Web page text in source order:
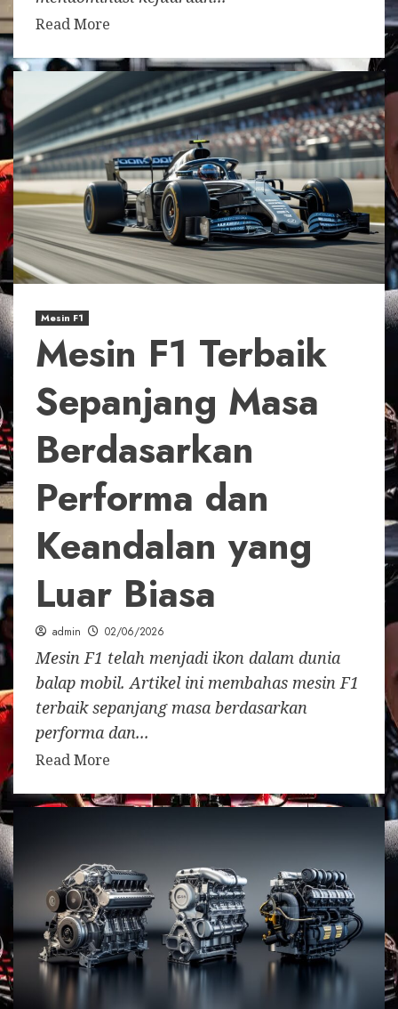
Read More
Mesin F1
Mesin F1 Terbaik
Sepanjang Masa
Berdasarkan
Performa dan
Keandalan yang
Luar Biasa
admin 02/06/2026
Mesin F1 telah menjadi ikon dalam dunia
balap mobil. Artikel ini membahas mesin F1
terbaik sepanjang masa berdasarkan
performa dan...
Read More